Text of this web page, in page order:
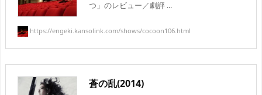
つ」のレビュー／劇評 ...
https://engeki.kansolink.com/shows/cocoon106.html
蒼の乱(2014)